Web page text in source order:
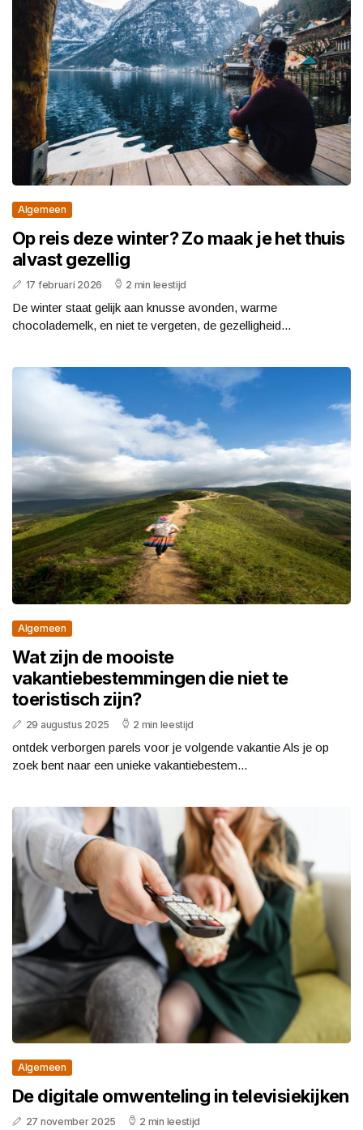
Algemeen
Op reis deze winter? Zo maak je het thuis
alvast gezellig
17 februari 2026 2 min leestijd
De winter staat gelijk aan knusse avonden, warme
chocolademelk, en niet te vergeten, de gezelligheid...
Algemeen
Wat zijn de mooiste
vakantiebestemmingen die niet te
toeristisch zijn?
29 augustus 2025 2 min leestijd
ontdek verborgen parels voor je volgende vakantie Als je op
zoek bent naar een unieke vakantiebestem...
Algemeen
De digitale omwenteling in televisiekijken
27 november 2025 2 min leestijd